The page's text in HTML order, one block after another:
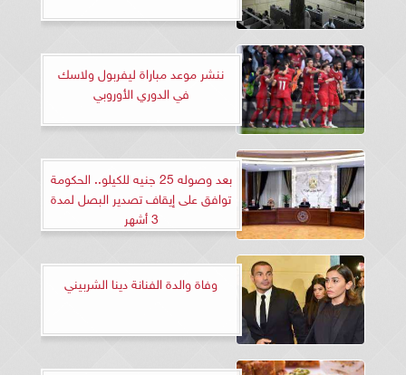
ننشر موعد مباراة ليفربول ولاسك
في الدوري الأوروبي
بعد وصوله 25 جنيه للكيلو.. الحكومة
توافق على إيقاف تصدير البصل لمدة
3 أشهر
وفاة والدة الفنانة دينا الشربيني